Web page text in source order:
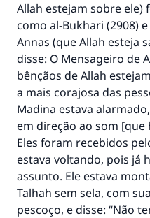
Allah estejam sobre ele)
como al-Bukhari (2908)
Annas (que Allah esteja
disse: O Mensageiro de
bênçãos de Allah
a mais corajosa das
Madina estava
em direção ao som [que
Eles foram recebidos
estava voltando, pois já
assunto. Ele estava
Talhah sem sela, com
pescoço, e disse: “Não